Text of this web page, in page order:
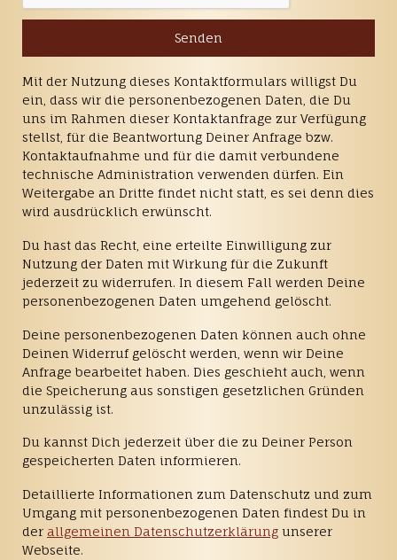
Mit der Nutzung dieses Kontaktformulars willigst Du
ein, dass wir die personenbezogenen Daten, die Du
uns im Rahmen dieser Kontaktanfrage zur Verfügung
stellst, für die Beantwortung Deiner Anfrage bzw.
Kontaktaufnahme und für die damit verbundene
technische Administration verwenden dürfen. Ein
Weitergabe an Dritte findet nicht statt, es sei denn dies
wird ausdrücklich erwünscht.
Du hast das Recht, eine erteilte Einwilligung zur
Nutzung der Daten mit Wirkung für die Zukunft
jederzeit zu widerrufen. In diesem Fall werden Deine
personenbezogenen Daten umgehend gelöscht.
Deine personenbezogenen Daten können auch ohne
Deinen Widerruf gelöscht werden, wenn wir Deine
Anfrage bearbeitet haben. Dies geschieht auch, wenn
die Speicherung aus sonstigen gesetzlichen Gründen
unzulässig ist.
Du kannst Dich jederzeit über die zu Deiner Person
gespeicherten Daten informieren.
Detaillierte Informationen zum Datenschutz und zum
Umgang mit personenbezogenen Daten findest Du in
der allgemeinen Datenschutzerklärung unserer
Webseite.